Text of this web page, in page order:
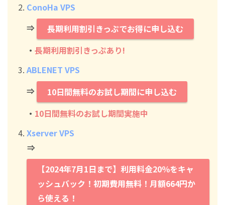
ConoHa VPS
⇒
長期利用割引きっぷでお得に申し込む
・長期利用割引きっぷあり!
ABLENET VPS
⇒
10日間無料のお試し期間に申し込む
・ 10日間無料のお試し期間実施中
Xserver VPS
⇒
【2024年7月1日まで】利用料金20％をキャ
ッシュバック！初期費用無料！月額664円か
ら使える！